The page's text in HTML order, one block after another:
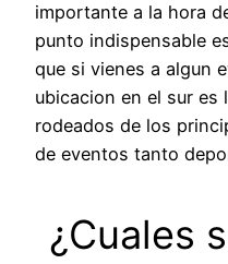
importante a la hora
punto indispensable
que si vienes a algun
ubicacion en el sur es
rodeados de los
de eventos tanto
¿Cuales